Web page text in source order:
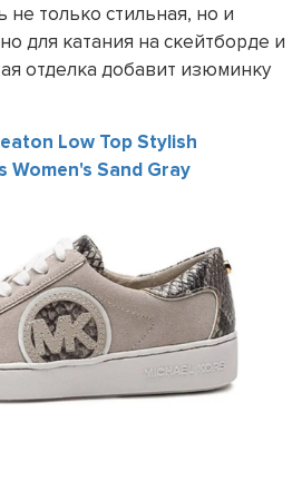
не только стильная, но и
для катания на скейтборде и
отделка добавит изюминку
Low Top Stylish
Women's Sand Gray